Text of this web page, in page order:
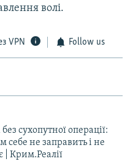
волі.
VPN Follow us
сухопутної операції:
себе не заправить і не
| Крим.Реалії